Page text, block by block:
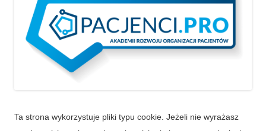
Ta strona wykorzystuje pliki typu cookie. Jeżeli nie wyrażasz